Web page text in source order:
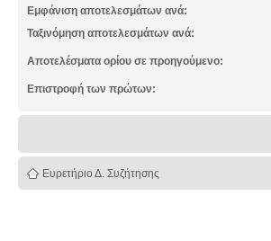
Εμφάνιση αποτελεσμάτων ανά:
Ταξινόμηση αποτελεσμάτων ανά:
Αποτελέσματα ορίου σε προηγούμενο:
Επιστροφή των πρώτων:
Ευρετήριο Δ. Συζήτησης